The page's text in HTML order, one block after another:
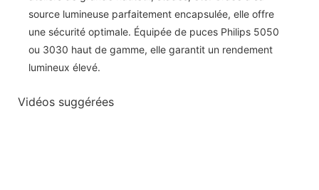
source lumineuse parfaitement encapsulée, elle offre
une sécurité optimale. Équipée de puces Philips 5050
ou 3030 haut de gamme, elle garantit un rendement
lumineux élevé.
Vidéos suggérées